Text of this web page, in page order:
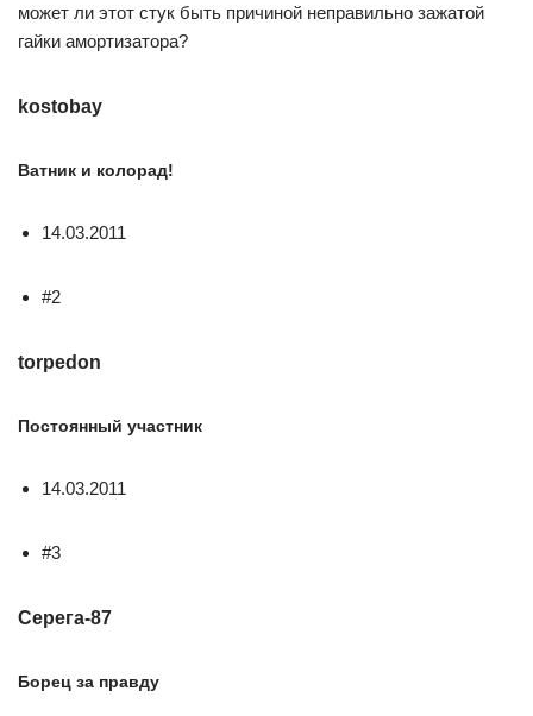
может ли этот стук быть причиной неправильно зажатой
гайки амортизатора?
kostobay
Ватник и колорад!
14.03.2011
#2
torpedon
Постоянный участник
14.03.2011
#3
Серега-87
Борец за правду